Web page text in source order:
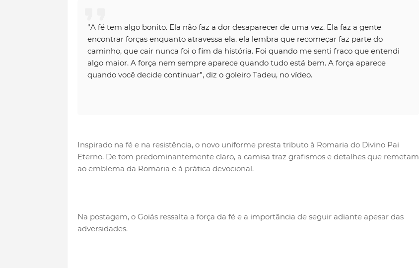
“A fé tem algo bonito. Ela não faz a dor desaparecer de uma vez. Ela faz a gente
encontrar forças enquanto atravessa ela. ela lembra que recomeçar faz parte do
caminho, que cair nunca foi o fim da história. Foi quando me senti fraco que entendi
algo maior. A força nem sempre aparece quando tudo está bem. A força aparece
quando você decide continuar”, diz o goleiro Tadeu, no vídeo.
Inspirado na fé e na resistência, o novo uniforme presta tributo à Romaria do Divino Pai
Eterno. De tom predominantemente claro, a camisa traz grafismos e detalhes que remetam
ao emblema da Romaria e à prática devocional.
Na postagem, o Goiás ressalta a força da fé e a importância de seguir adiante apesar das
adversidades.